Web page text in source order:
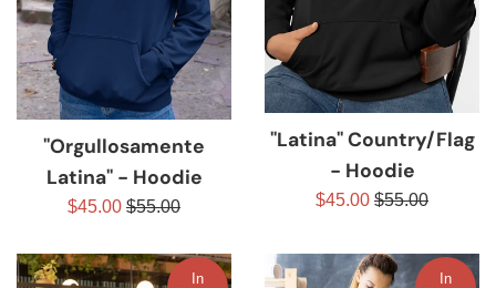
"Orgullosamente
Latina" - Hoodie
Prezzo
$45.00 Prezzo
listino
$55.00
"Latina" Country/Flag
- Hoodie
Prezzo
$45.00 Prezzo
listino
$55.00
In
In